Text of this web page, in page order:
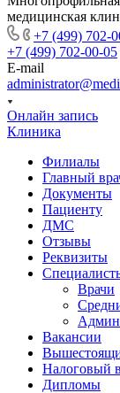
медицинская
+7 (499) 702-
+7 (499) 702-00-05
E-mail
Онлайн запись
Клиника
Филиалы
Главный
Документы
Пациенту
ДМС
Отзывы
Реквизиты
Врачи
Вакансии
Налоговый
Дипломы